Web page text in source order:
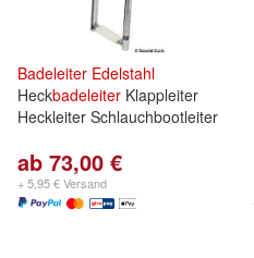
Badeleiter Edelstahl
Heckbadeleiter Klappleiter
Heckleiter Schlauchbootleiter
ab 73,00 €
+ 5,95 € Versand